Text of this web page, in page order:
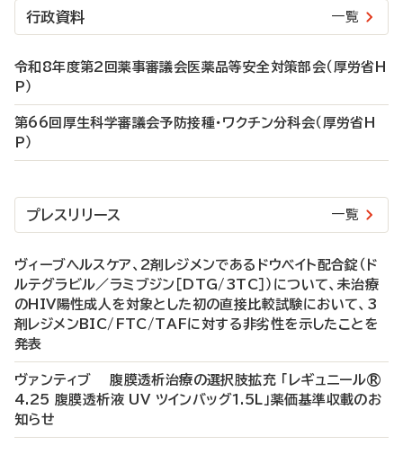
行政資料 一覧
令和8年度第2回薬事審議会医薬品等安全対策部会（厚労省H
P）
第66回厚生科学審議会予防接種・ワクチン分科会（厚労省H
P）
プレスリリース 一覧
ヴィーブヘルスケア、2剤レジメンであるドウベイト配合錠（ド
ルテグラビル／ラミブジン［DTG/3TC］）について、未治療
のHIV陽性成人を対象とした初の直接比較試験において、3
剤レジメンBIC/FTC/TAFに対する非劣性を示したことを
発表
ヴァンティブ 腹膜透析治療の選択肢拡充 「レギュニール®
4.25 腹膜透析液 UV ツインバッグ1.5L」薬価基準収載のお
知らせ